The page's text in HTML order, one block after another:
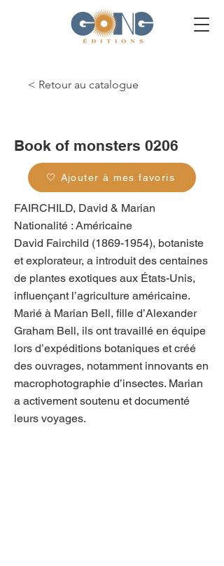
< Retour au catalogue
Book of monsters 0206
🤍 Ajouter à mes favoris
FAIRCHILD, David & Marian
Nationalité : Américaine
David Fairchild (1869-1954), botaniste
et explorateur, a introduit des centaines
de plantes exotiques aux États-Unis,
influençant l’agriculture américaine.
Marié à Marian Bell, fille d’Alexander
Graham Bell, ils ont travaillé en équipe
lors d’expéditions botaniques et créé
des ouvrages, notamment innovants en
macrophotographie d’insectes. Marian
a activement soutenu et documenté
leurs voyages.